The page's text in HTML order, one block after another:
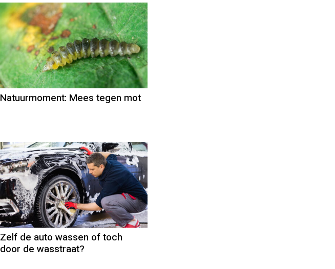
Natuurmoment
Door Kees Loogman
Natuurmoment: Mees tegen mot
Zelf de auto wassen of toch
door de wasstraat?